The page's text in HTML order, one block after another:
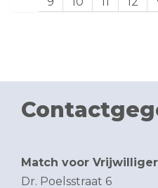
Match voor
Dr. Poelsstraat 6